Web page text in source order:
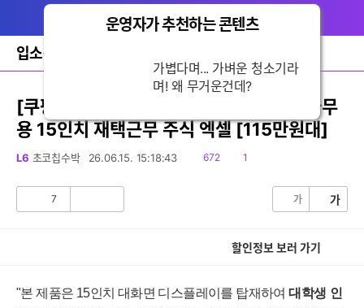
다
와
홈
입소문쇼핑
이
어
창
글
[쿠팡] LG 인강용 대학생 노트북 가성비 사무
용 15인치 재택근무 주식 엑셀 [115만원대]
L6 초코칩수박 26.06.15. 15:18:43
읽
672
댓1
7 가 가
할인정보 보러 가기
"본 제품은 15인치 대화면 디스플레이를 탑재하여대학생 인
운영자가 추천하는 콘텐츠
가볍다며... 가벼운 청소기라
며! 왜 무거운건데?